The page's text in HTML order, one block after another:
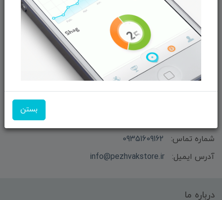
بستن
ثبت‌نام
ما را در شبکه‌های اجتماعی دنبال کنید:
بازرگانی و فروش محصولات MSI ماتریکس - جناب آقای
شماره تماس:
09351609162
آدرس ایمیل:
info@pezhvakstore.ir
درباره ما